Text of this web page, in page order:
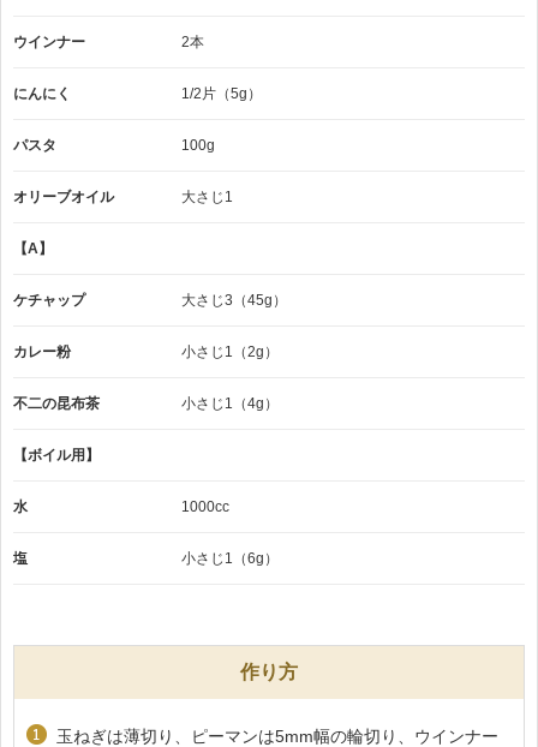
ウインナー 2本
にんにく 1/2片（5g）
パスタ 100g
オリーブオイル 大さじ1
【A】
ケチャップ 大さじ3（45g）
カレー粉 小さじ1（2g）
不二の昆布茶 小さじ1（4g）
【ボイル用】
水 1000cc
塩 小さじ1（6g）
作り方
玉ねぎは薄切り、ピーマンは5mm幅の輪切り、ウインナー